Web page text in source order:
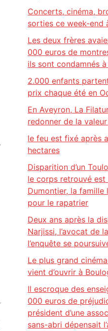
Concerts, cinéma,
sorties ce week-end
Les deux frères
000 euros de
ils sont condamnés
2.000 enfants
prix chaque été en
En Aveyron, La
redonner de la
le feu est fixé après
hectares
Disparition d’un
le corps retrouvé
Dumontier, la famille
pour le rapatrier
Deux ans après la
Narjissi, l’avocat de
l’enquête se
Le plus grand
vient d’ouvrir à
Il escroque des
000 euros de
président d’une
sans-abri dépensait